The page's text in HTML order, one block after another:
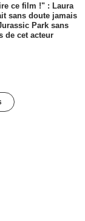
ce film !" : Laura
sans doute jamais
Park sans
de cet acteur